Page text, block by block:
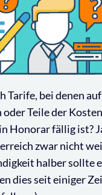
Tarife, bei denen auf
Teile der
Honorar fällig ist?
zwar nicht
halber sollte
dies seit einiger